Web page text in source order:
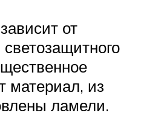
от
материал, из
ламели.